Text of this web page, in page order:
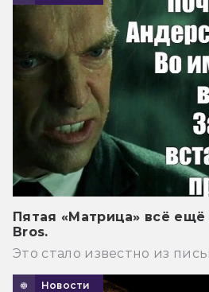
Пятая «Матрица» всё ещё
Bros.
Это стало известно из
Новости